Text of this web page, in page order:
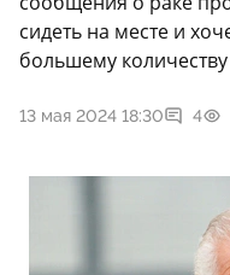
сидеть на месте и
большему
13 мая 2024 18:30 4